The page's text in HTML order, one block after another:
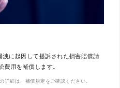
に起因して提訴された損害賠償請
費用を補償します。
詳細は、補償規定をご確認ください。